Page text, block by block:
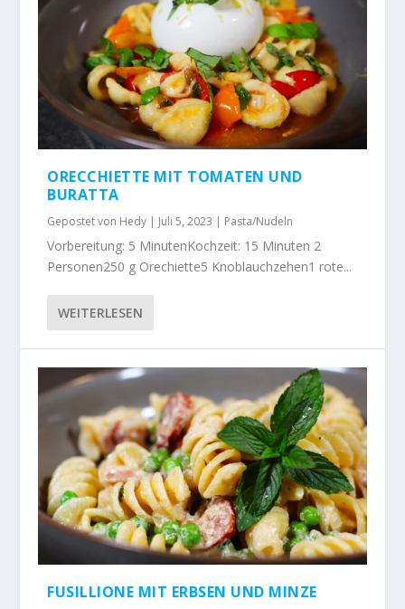
ORECCHIETTE MIT TOMATEN UND
BURATTA
Gepostet von Hedy | Juli 5, 2023 | Pasta/Nudeln
Vorbereitung: 5 MinutenKochzeit: 15 Minuten 2
Personen250 g Orechiette5 Knoblauchzehen1 rote...
WEITERLESEN
FUSILLIONE MIT ERBSEN UND MINZE